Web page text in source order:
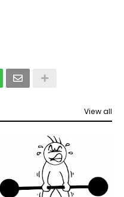
View all